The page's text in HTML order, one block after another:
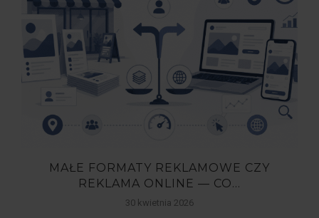
MAŁE FORMATY REKLAMOWE CZY
REKLAMA ONLINE — CO...
30 kwietnia 2026